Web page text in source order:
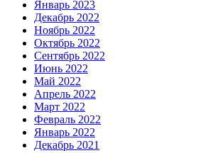
Январь 2023
Декабрь 2022
Ноябрь 2022
Октябрь 2022
Сентябрь 2022
Июнь 2022
Май 2022
Апрель 2022
Март 2022
Февраль 2022
Январь 2022
Декабрь 2021